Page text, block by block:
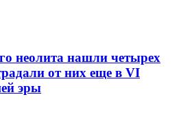
неолита нашли четырех
от них еще в VI
эры